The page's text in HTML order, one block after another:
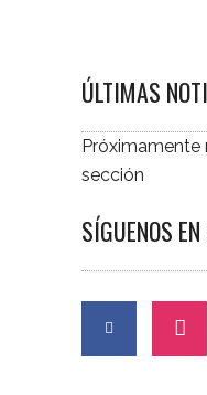
ÚLTIMAS
sección
SÍGUENOS